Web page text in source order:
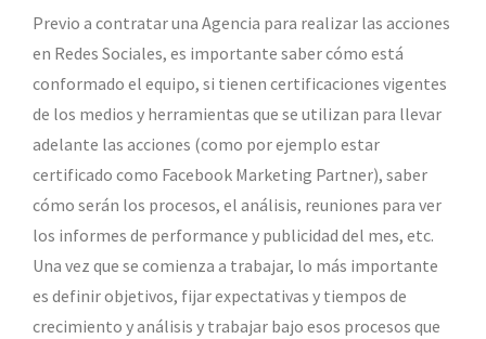
Previo a contratar una Agencia para realizar las acciones
en Redes Sociales, es importante saber cómo está
conformado el equipo, si tienen certificaciones vigentes
de los medios y herramientas que se utilizan para llevar
adelante las acciones (como por ejemplo estar
certificado como Facebook Marketing Partner), saber
cómo serán los procesos, el análisis, reuniones para ver
los informes de performance y publicidad del mes, etc.
Una vez que se comienza a trabajar, lo más importante
es definir objetivos, fijar expectativas y tiempos de
crecimiento y análisis y trabajar bajo esos procesos que